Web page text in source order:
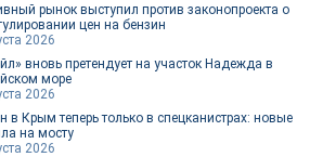
рынок выступил против законопроекта о
цен на бензин
2026
вновь претендует на участок Надежда в
море
2026
в Крым теперь только в спецканистрах: новые
на мосту
2026